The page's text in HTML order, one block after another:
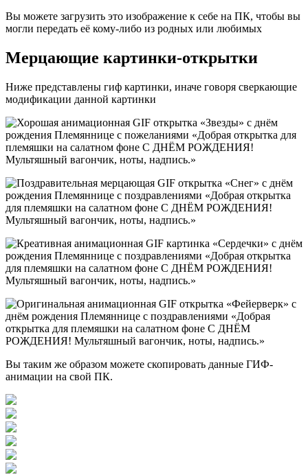
Вы можете загрузить это изображение к себе на ПК, чтобы вы
могли передать её кому-либо из родных или любимых
Мерцающие картинки-открытки
Ниже представлены гиф картинки, иначе говоря сверкающие
модификации данной картинки
Вы таким же образом можете скопировать данные ГИФ-
анимации на свой ПК.